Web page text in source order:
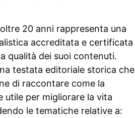
20 anni rappresenta una
accreditata e certificata
qualità dei suoi contenuti.
testata editoriale storica che
di raccontare come la
utile per migliorare la vita
le tematiche relative a: